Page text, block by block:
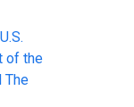
of the
The